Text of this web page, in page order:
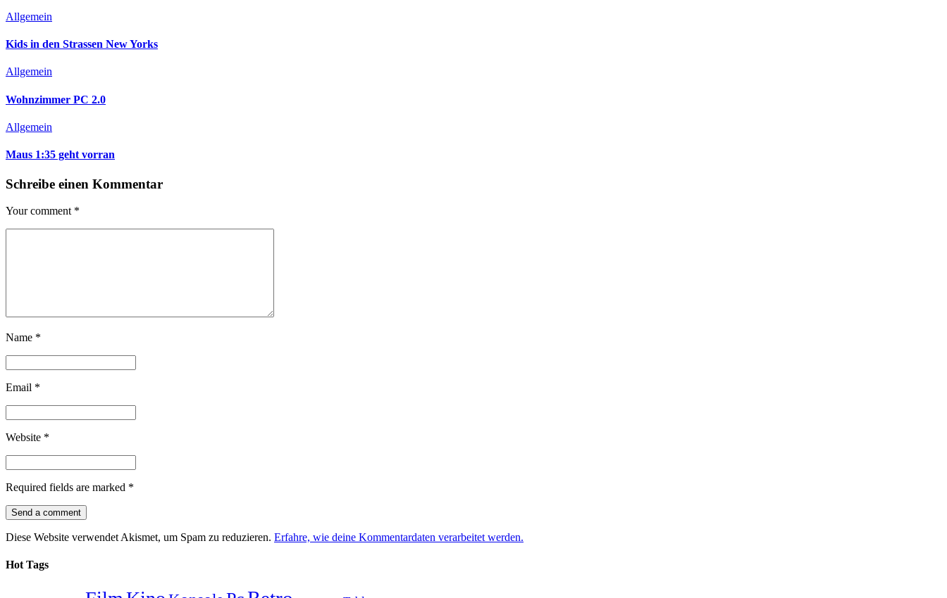
Allgemein
Kids in den Strassen New Yorks
Allgemein
Wohnzimmer PC 2.0
Allgemein
Maus 1:35 geht vorran
Schreibe einen Kommentar
Your comment *
Name *
Email *
Website *
Required fields are marked *
Diese Website verwendet Akismet, um Spam zu reduzieren. Erfahre, wie deine Kommentardaten verarbeitet werden.
Hot Tags